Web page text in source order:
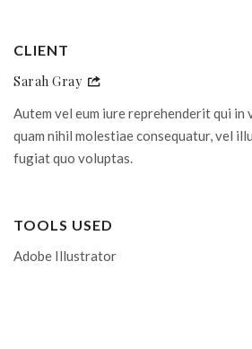
CLIENT
Sarah Gray
Autem vel eum iure reprehenderit qui
quam nihil molestiae consequatur, vel
fugiat quo voluptas.
TOOLS USED
Adobe Illustrator